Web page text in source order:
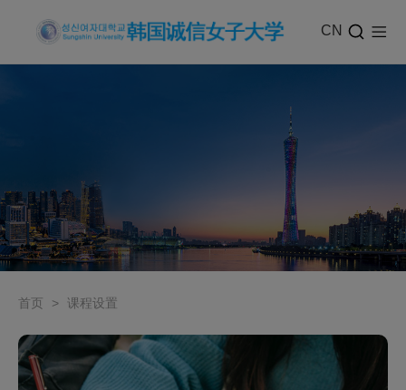
CN
首页 > 课程设置